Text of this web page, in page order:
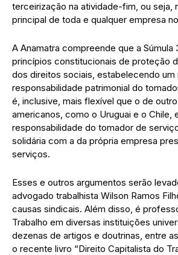
terceirização na atividade-fim, ou seja,
principal de toda e qualquer empresa
A Anamatra compreende que a Súmula
princípios constitucionais de proteção
dos direitos sociais, estabelecendo um
responsabilidade patrimonial do
é, inclusive, mais flexível que o de
americanos, como o Uruguai e o Chile,
responsabilidade do tomador de
solidária com a da própria empresa
serviços.
Esses e outros argumentos serão
advogado trabalhista Wilson Ramos
causas sindicais. Além disso, é
Trabalho em diversas instituições
dezenas de artigos e doutrinas, entre
o recente livro “Direito Capitalista do